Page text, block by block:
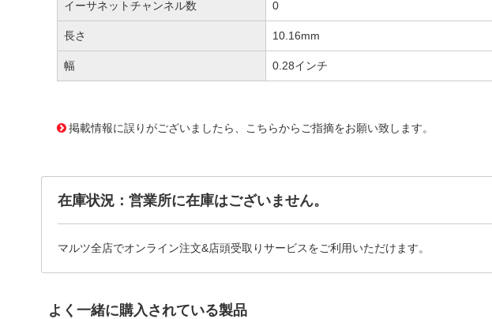
イーサネットチャンネル数 0
長さ 10.16mm
幅 0.28インチ
掲載情報に誤りがございましたら、こちらからご指摘をお願い致します。
在庫状況：営業所に在庫はございません。
マルツ全店でオンライン注文&店頭受取りサービスをご利用いただけます。
よく一緒に購入されている製品